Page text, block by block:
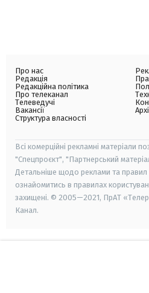
Про нас
Редакція
Редакційна політика
Про телеканал
Телеведучі
Вакансії
Структура власності
Всі комерційні рекламні матеріали
"Спецпроєкт", "Партнерський
Детальніше щодо реклами та
ознайомитись в правилах
захищені. © 2005—2021, ПрАТ
Канал.